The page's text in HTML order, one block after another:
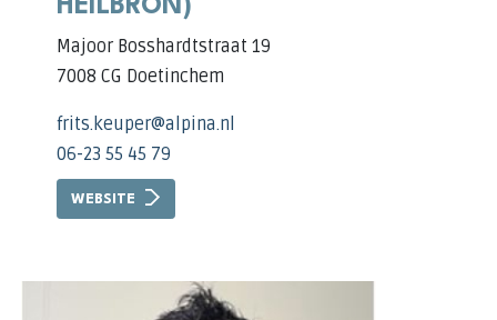
HEILBRON)
Majoor Bosshardtstraat 19
7008 CG Doetinchem
frits.keuper@alpina.nl
06-23 55 45 79
WEBSITE